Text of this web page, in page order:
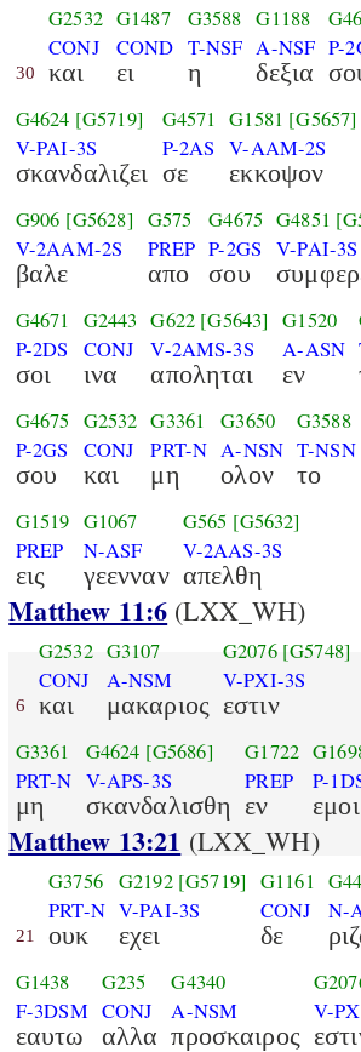
30
G2532
CONJ
και
G1487
COND
ει
G3588
T-NSF
η
G1188
A-NSF
δεξια
P-
G4624 [G5719]
V-PAI-3S
σκανδαλιζει
G4571
P-2AS
σε
G1581 [G5657]
V-AAM-2S
εκκοψον
G906 [G5628]
V-2AAM-2S
βαλε
G575
PREP
απο
G4675
P-2GS
σου
G4851
V-PAI-3S
G4671
P-2DS
σοι
G2443
CONJ
ινα
G622 [G5643]
V-2AMS-3S
αποληται
G1520
A-ASN
εν
G4675
P-2GS
σου
G2532
CONJ
και
G3361
PRT-N
μη
G3650
A-NSN
ολον
G3588
T-NSN
το
G1519
PREP
εις
G1067
N-ASF
γεενναν
G565 [G5632]
V-2AAS-3S
απελθη
Matthew 11:6 (LXX_WH)
6
G2532
CONJ
και
G3107
A-NSM
μακαριος
G2076 [G5748]
V-PXI-3S
εστιν
G3361
PRT-N
μη
G4624 [G5686]
V-APS-3S
σκανδαλισθη
G1722
PREP
εν
P-
εμοι
Matthew 13:21 (LXX_WH)
21
G3756
PRT-N
ουκ
G2192 [G5719]
V-PAI-3S
εχει
G1161
CONJ
δε
N-
G1438
F-3DSM
εαυτω
G235
CONJ
αλλα
G4340
A-NSM
προσκαιρος
V-